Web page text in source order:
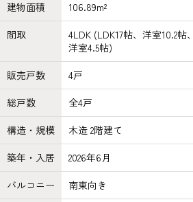
建物面積
106.89m²
間取
4LDK (LDK17帖、洋室10.2帖
洋室4.5帖)
販売戸数
4戸
総戸数
全4戸
構造・規模
木造 2階建て
築年・入居
2026年6月
バルコニー
南東向き